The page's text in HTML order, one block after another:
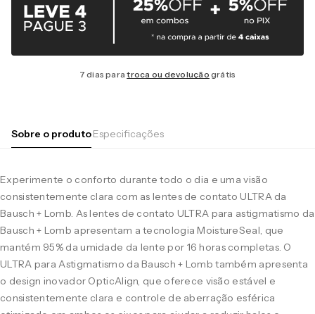
7 dias paratroca ou devolução grátis
Sobre o produtoEspecificações
Experimente o conforto durante todo o dia e uma visão
consistentemente clara com as lentes de contato ULTRA da
Bausch + Lomb. As lentes de contato ULTRA para astigmatismo da
Bausch + Lomb apresentam a tecnologia MoistureSeal, que
mantém 95% da umidade da lente por 16 horas completas. O
ULTRA para Astigmatismo da Bausch + Lomb também apresenta
o design inovador OpticAlign, que oferece visão estável e
consistentemente clara e controle de aberração esférica